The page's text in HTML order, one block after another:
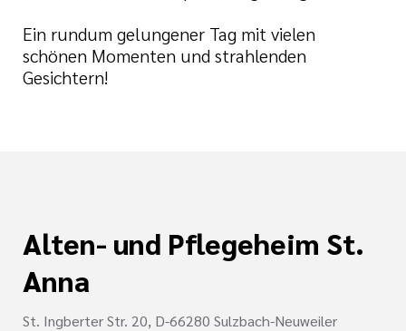
Ein rundum gelungener Tag mit vielen
schönen Momenten und strahlenden
Gesichtern!
Alten- und Pflegeheim St.
Anna
St. Ingberter Str. 20, D-66280 Sulzbach-Neuweiler